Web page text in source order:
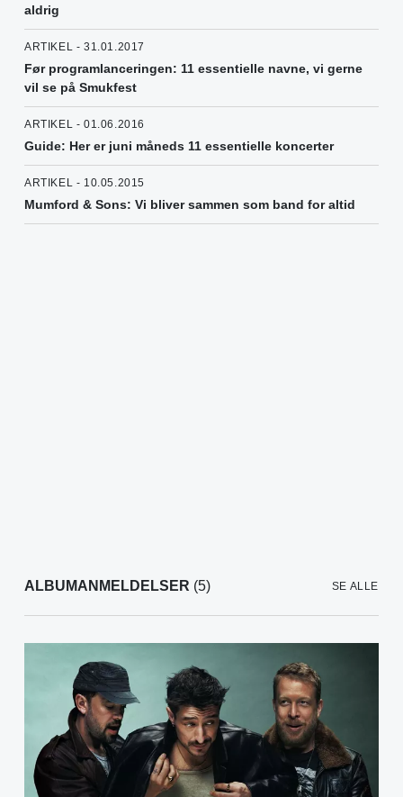
aldrig
ARTIKEL - 31.01.2017
Før programlanceringen: 11 essentielle navne, vi gerne
vil se på Smukfest
ARTIKEL - 01.06.2016
Guide: Her er juni måneds 11 essentielle koncerter
ARTIKEL - 10.05.2015
Mumford & Sons: Vi bliver sammen som band for altid
ALBUMANMELDELSER (5) SE ALLE